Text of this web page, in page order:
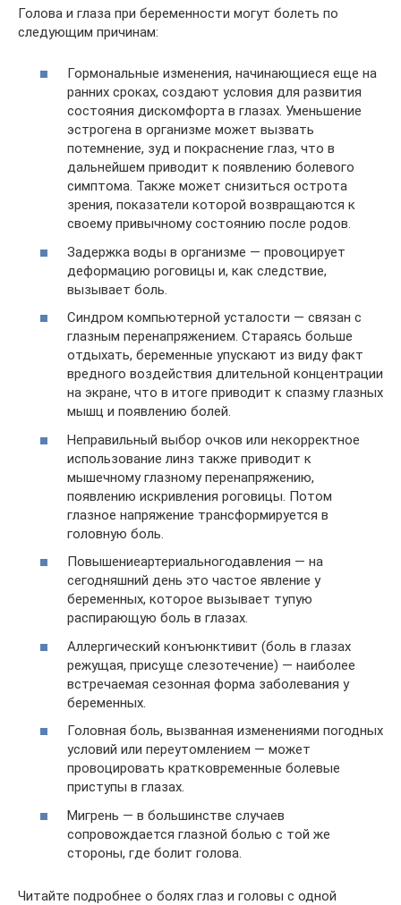
Голова и глаза при беременности могут болеть по
следующим причинам:
Гормональные изменения, начинающиеся еще на
ранних сроках, создают условия для развития
состояния дискомфорта в глазах. Уменьшение
эстрогена в организме может вызвать
потемнение, зуд и покраснение глаз, что в
дальнейшем приводит к появлению болевого
симптома. Также может снизиться острота
зрения, показатели которой возвращаются к
своему привычному состоянию после родов.
Задержка воды в организме — провоцирует
деформацию роговицы и, как следствие,
вызывает боль.
Синдром компьютерной усталости — связан с
глазным перенапряжением. Стараясь больше
отдыхать, беременные упускают из виду факт
вредного воздействия длительной концентрации
на экране, что в итоге приводит к спазму глазных
мышц и появлению болей.
Неправильный выбор очков или некорректное
использование линз также приводит к
мышечному глазному перенапряжению,
появлению искривления роговицы. Потом
глазное напряжение трансформируется в
головную боль.
Повышениеартериальногодавления — на
сегодняшний день это частое явление у
беременных, которое вызывает тупую
распирающую боль в глазах.
Аллергический конъюнктивит (боль в глазах
режущая, присуще слезотечение) — наиболее
встречаемая сезонная форма заболевания у
беременных.
Головная боль, вызванная изменениями погодных
условий или переутомлением — может
провоцировать кратковременные болевые
приступы в глазах.
Мигрень — в большинстве случаев
сопровождается глазной болью с той же
стороны, где болит голова.
Читайте подробнее о болях глаз и головы с одной